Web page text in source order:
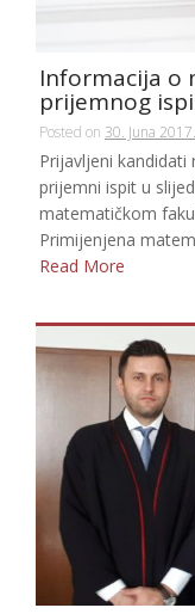
Informacija o
prijemnog
Posted on 30. Juna 2017.
Prijavljeni
prijemni ispit u
matematičkom
Primijenjena
Read More